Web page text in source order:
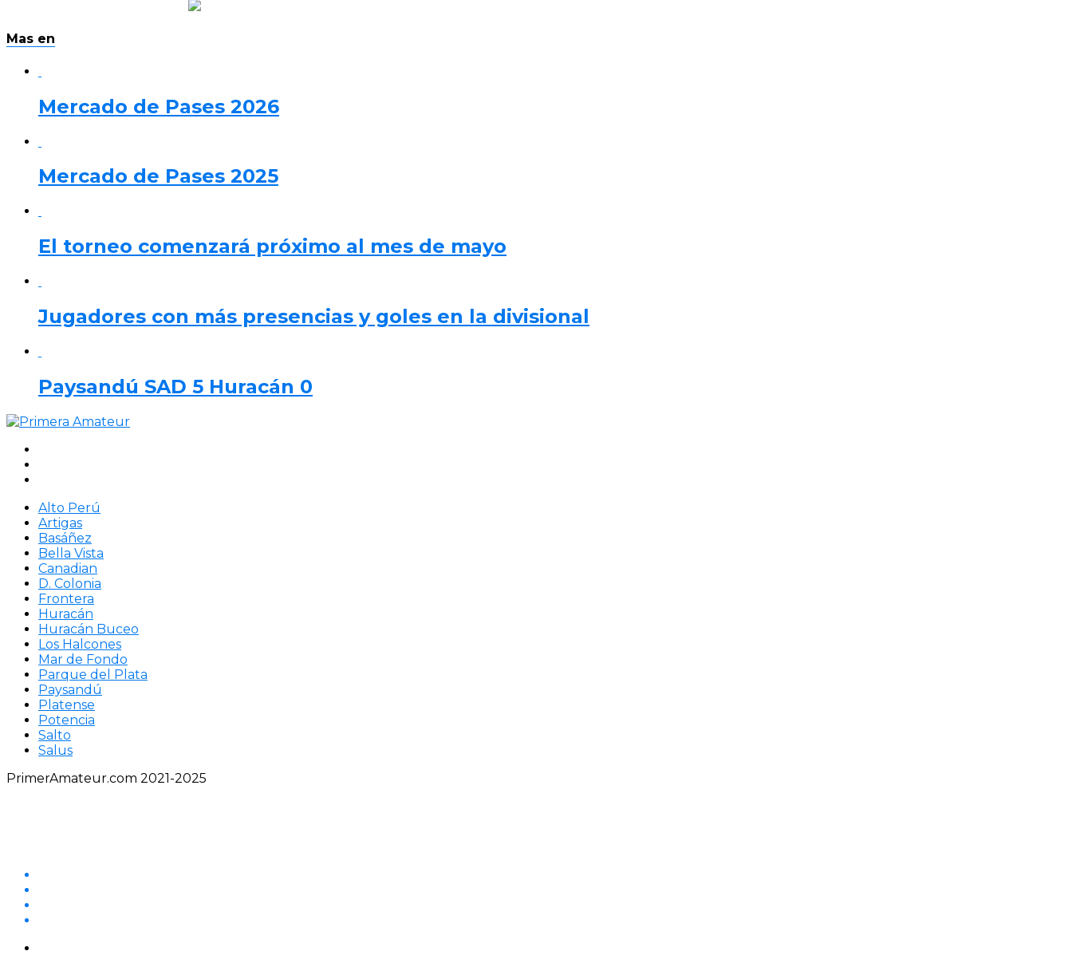
Mas en
Mercado de Pases 2026
Mercado de Pases 2025
El torneo comenzará próximo al mes de mayo
Jugadores con más presencias y goles en la divisional
Paysandú SAD 5 Huracán 0
Alto Perú
Artigas
Basáñez
Bella Vista
Canadian
D. Colonia
Frontera
Huracán
Huracán Buceo
Los Halcones
Mar de Fondo
Parque del Plata
Paysandú
Platense
Potencia
Salto
Salus
PrimerAmateur.com 2021-2025